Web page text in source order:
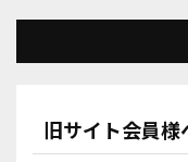
旧サイト会員様